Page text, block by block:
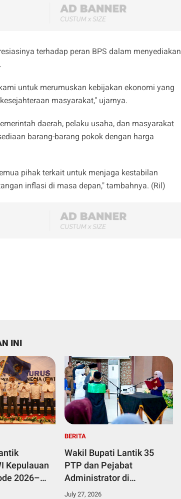
terhadap peran BPS dalam menyediakan
untuk merumuskan kebijakan ekonomi yang
masyarakat," ujarnya.
daerah, pelaku usaha, dan masyarakat
barang-barang pokok dengan harga
pihak terkait untuk menjaga kestabilan
inflasi di masa depan," tambahnya. (Ril)
INI
Kepulauan
2026–
BERITA
Wakil Bupati Lantik 35
PTP dan Pejabat
Administrator di
Lingkungan Pemkab
July 27, 2026